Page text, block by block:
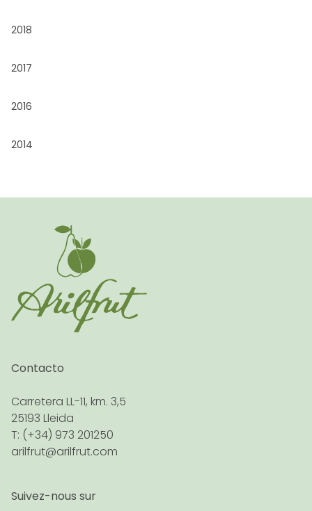
2018
2017
2016
2014
Contacto
Carretera LL-11, km. 3,5
25193 Lleida
T: (+34) 973 201250
arilfrut@arilfrut.com
Suivez-nous sur